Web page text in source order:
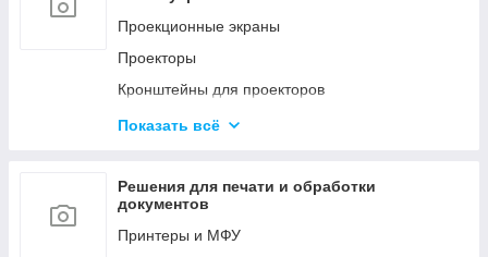
Мобильные стойки
Кронштейны для видео стен и
Конференц-системы
Проекционные экраны
Проекторы
Кронштейны для проекторов
Офисные доски
Показать всё
Решения для печати и обработки
документов
Принтеры и МФУ